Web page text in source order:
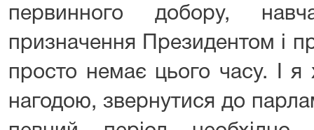
первинного добору,
призначення Президентом і
просто немає цього часу. І я
нагодою, звернутися до